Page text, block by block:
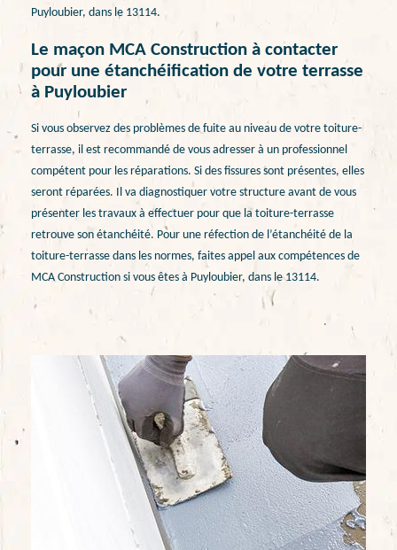
Puyloubier, dans le 13114.
Le maçon MCA Construction à contacter
pour une étanchéification de votre terrasse
à Puyloubier
Si vous observez des problèmes de fuite au niveau de votre toiture-
terrasse, il est recommandé de vous adresser à un professionnel
compétent pour les réparations. Si des fissures sont présentes, elles
seront réparées. Il va diagnostiquer votre structure avant de vous
présenter les travaux à effectuer pour que la toiture-terrasse
retrouve son étanchéité. Pour une réfection de l’étanchéité de la
toiture-terrasse dans les normes, faites appel aux compétences de
MCA Construction si vous êtes à Puyloubier, dans le 13114.